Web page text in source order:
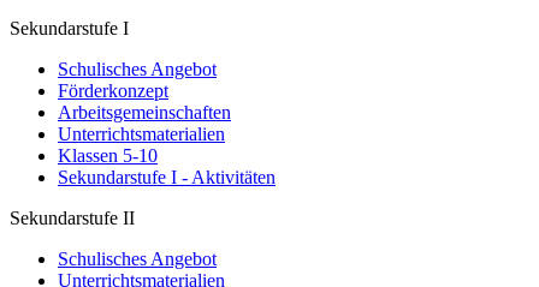
Sekundarstufe I
Schulisches Angebot
Förderkonzept
Arbeitsgemeinschaften
Unterrichtsmaterialien
Klassen 5-10
Sekundarstufe I - Aktivitäten
Sekundarstufe II
Schulisches Angebot
Unterrichtsmaterialien